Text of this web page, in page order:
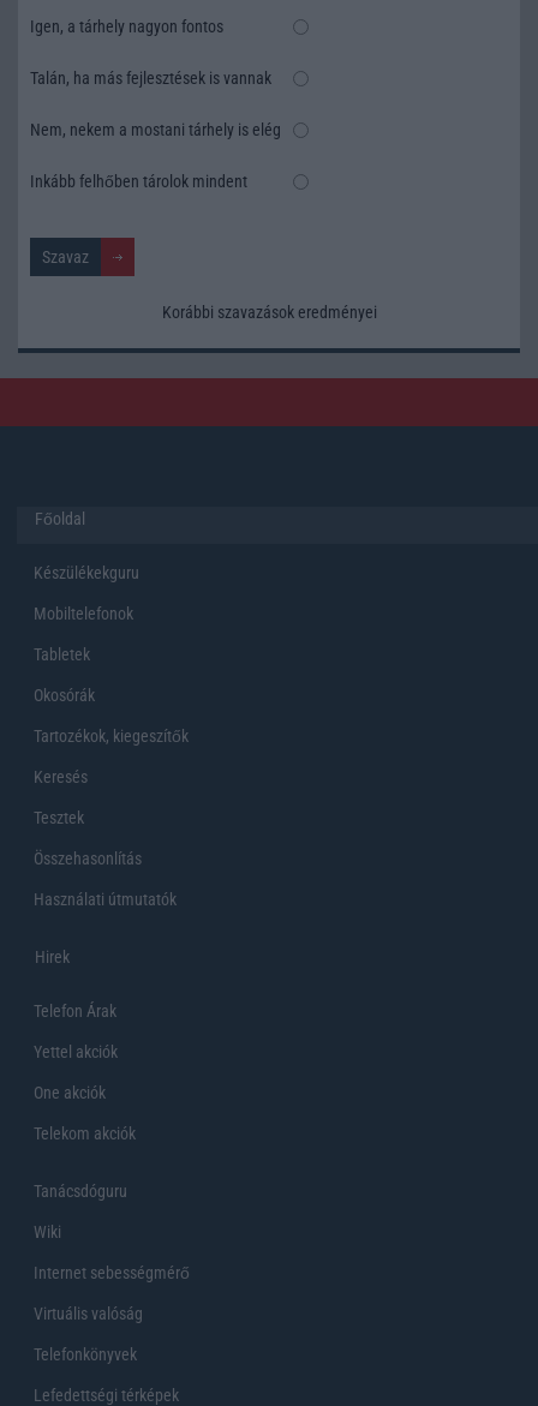
Igen, a tárhely nagyon fontos
Talán, ha más fejlesztések is vannak
Nem, nekem a mostani tárhely is elég
Inkább felhőben tárolok mindent
Korábbi szavazások eredményei
Főoldal
Készülékekguru
Mobiltelefonok
Tabletek
Okosórák
Tartozékok, kiegeszítők
Keresés
Tesztek
Összehasonlítás
Használati útmutatók
Hirek
Telefon Árak
Yettel akciók
One akciók
Telekom akciók
Tanácsdóguru
Wiki
Internet sebességmérő
Virtuális valóság
Telefonkönyvek
Lefedettségi térképek